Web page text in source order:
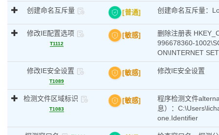
创建命名互斥量 [普通] 创建命名互斥量：
修改IE配置选项
T1112
[敏感]
删除注册表
996678360-
ON\INTERNET
修改IE安全设置
T1089
[敏感] 修改IE安全设置
检测文件区域标识
T1083
[敏感]
程序检测文件
息）：
one.Identifier